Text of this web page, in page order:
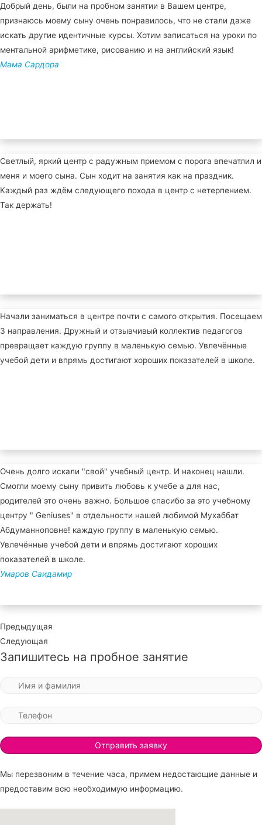
Добрый день, были на пробном занятии в Вашем центре,
признаюсь моему сыну очень понравилось, что не стали даже
искать другие идентичные курсы. Хотим записаться на уроки по
ментальной арифметике, рисованию и на английский язык!
Мама Сардора
Светлый, яркий центр с радужным приемом с порога впечатлил и
меня и моего сына. Сын ходит на занятия как на праздник.
Каждый раз ждём следующего похода в центр с нетерпением.
Так держать!
Начали заниматься в центре почти с самого открытия. Посещаем
3 направления. Дружный и отзывчивый коллектив педагогов
превращает каждую группу в маленькую семью. Увлечённые
учебой дети и впрямь достигают хороших показателей в школе.
Очень долго искали "свой" учебный центр. И наконец нашли.
Смогли моему сыну привить любовь к учебе а для нас,
родителей это очень важно. Большое спасибо за это учебному
центру " Geniuses" в отдельности нашей любимой Мухаббат
Абдуманноповне! каждую группу в маленькую семью.
Увлечённые учебой дети и впрямь достигают хороших
показателей в школе.
Умаров Саидамир
Предыдущая
Следующая
Запишитесь на пробное занятие
Мы перезвоним в течение часа, примем недостающие данные и
предоставим всю необходимую информацию.